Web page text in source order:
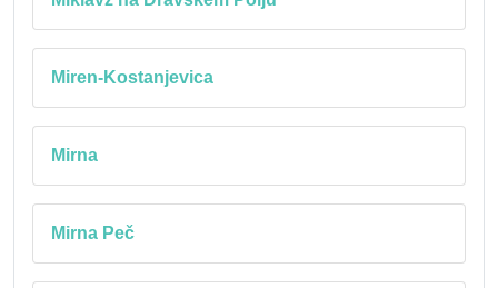
Miren-Kostanjevica
Mirna
Mirna Peč